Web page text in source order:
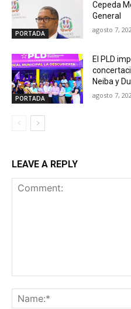
PORTADA
Cepeda
General
agosto 7,
PORTADA
El PLD
Neiba y
agosto 7,
LEAVE A REPLY